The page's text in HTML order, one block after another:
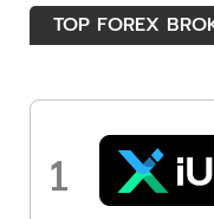
TOP FOREX
1